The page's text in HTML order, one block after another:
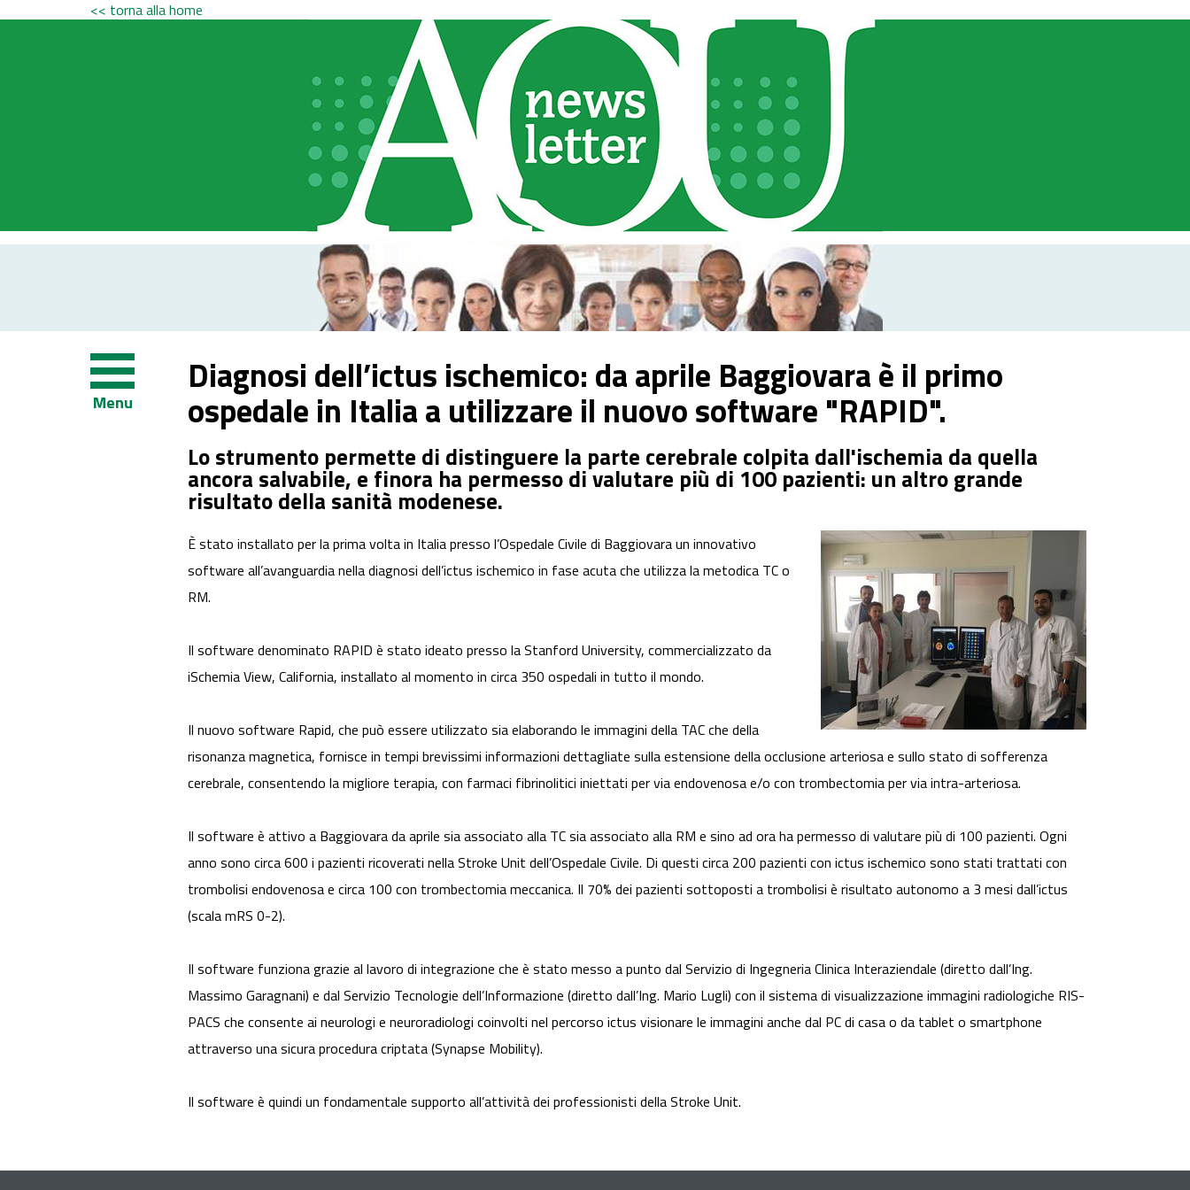
<< torna alla home
Menu
Diagnosi dell’ictus ischemico: da aprile Baggiovara è il primo
ospedale in Italia a utilizzare il nuovo software "RAPID".
Lo strumento permette di distinguere la parte cerebrale colpita dall'ischemia da quella
ancora salvabile, e finora ha permesso di valutare più di 100 pazienti: un altro grande
risultato della sanità modenese.
È stato installato per la prima volta in Italia presso l’Ospedale Civile di Baggiovara un innovativo
software all’avanguardia nella diagnosi dell’ictus ischemico in fase acuta che utilizza la metodica TC o
RM.
Il software denominato RAPID è stato ideato presso la Stanford University, commercializzato da
iSchemia View, California, installato al momento in circa 350 ospedali in tutto il mondo.
Il nuovo software Rapid, che può essere utilizzato sia elaborando le immagini della TAC che della
risonanza magnetica, fornisce in tempi brevissimi informazioni dettagliate sulla estensione della occlusione arteriosa e sullo stato di sofferenza
cerebrale, consentendo la migliore terapia, con farmaci fibrinolitici iniettati per via endovenosa e/o con trombectomia per via intra-arteriosa.
Il software è attivo a Baggiovara da aprile sia associato alla TC sia associato alla RM e sino ad ora ha permesso di valutare più di 100 pazienti. Ogni
anno sono circa 600 i pazienti ricoverati nella Stroke Unit dell’Ospedale Civile. Di questi circa 200 pazienti con ictus ischemico sono stati trattati con
trombolisi endovenosa e circa 100 con trombectomia meccanica. Il 70% dei pazienti sottoposti a trombolisi è risultato autonomo a 3 mesi dall’ictus
(scala mRS 0-2).
Il software funziona grazie al lavoro di integrazione che è stato messo a punto dal Servizio di Ingegneria Clinica Interaziendale (diretto dall’Ing.
Massimo Garagnani) e dal Servizio Tecnologie dell’Informazione (diretto dall’Ing. Mario Lugli) con il sistema di visualizzazione immagini radiologiche RIS-
PACS che consente ai neurologi e neuroradiologi coinvolti nel percorso ictus visionare le immagini anche dal PC di casa o da tablet o smartphone
attraverso una sicura procedura criptata (Synapse Mobility).
Il software è quindi un fondamentale supporto all’attività dei professionisti della Stroke Unit.